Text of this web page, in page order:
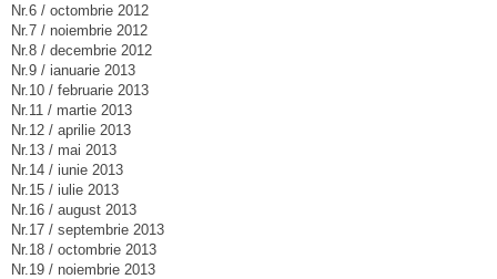
Nr.6 / octombrie 2012
Nr.7 / noiembrie 2012
Nr.8 / decembrie 2012
Nr.9 / ianuarie 2013
Nr.10 / februarie 2013
Nr.11 / martie 2013
Nr.12 / aprilie 2013
Nr.13 / mai 2013
Nr.14 / iunie 2013
Nr.15 / iulie 2013
Nr.16 / august 2013
Nr.17 / septembrie 2013
Nr.18 / octombrie 2013
Nr.19 / noiembrie 2013